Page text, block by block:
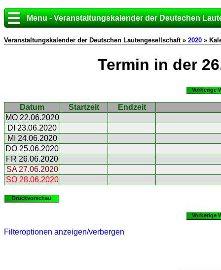
Menu - Veranstaltungskalender der Deutschen
Veranstaltungskalender der Deutschen Lautengesellschaft » 2020 »
Termin in der
Vorherige
Datum Startzeit
Endzeit
MO 22.06.2020
DI 23.06.2020
MI 24.06.2020
DO 25.06.2020
FR 26.06.2020
SA 27.06.2020
SO 28.06.2020
Druckvorschau
Vorherige
Filteroptionen anzeigen/verbergen